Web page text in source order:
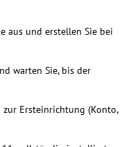
aus und erstellen Sie bei
warten Sie, bis der
Ersteinrichtung (Konto,